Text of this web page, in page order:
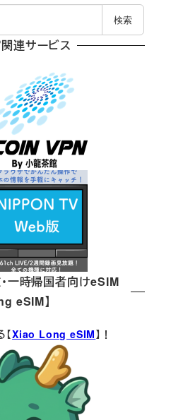
検索
連サービス
一時帰国者向けeSIM
eSIM】
Xiao Long eSIM】！